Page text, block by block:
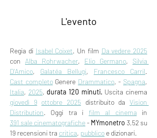
L'evento
Regia di Isabel Coixet. Un film Da vedere 2025
con Alba Rohrwacher, Elio Germano, Silvia
D'Amico, Galatéa Bellugi, Francesco Carril
Cast completo Genere Drammatico, - Spagna
Italia, 2025, durata 120 minuti.
giovedì 9 ottobre 2025 distribuito da Vision
Distribution. Oggi tra i film al cinema
391 sale cinematografiche - MYmonetro 3,52 su
19 recensioni tra critica, pubblico e dizionari.